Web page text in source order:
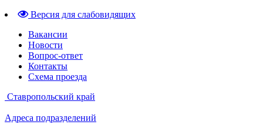
Версия для слабовидящих
Вакансии
Новости
Вопрос-ответ
Контакты
Схема проезда
Ставропольский край
Адреса подразделений